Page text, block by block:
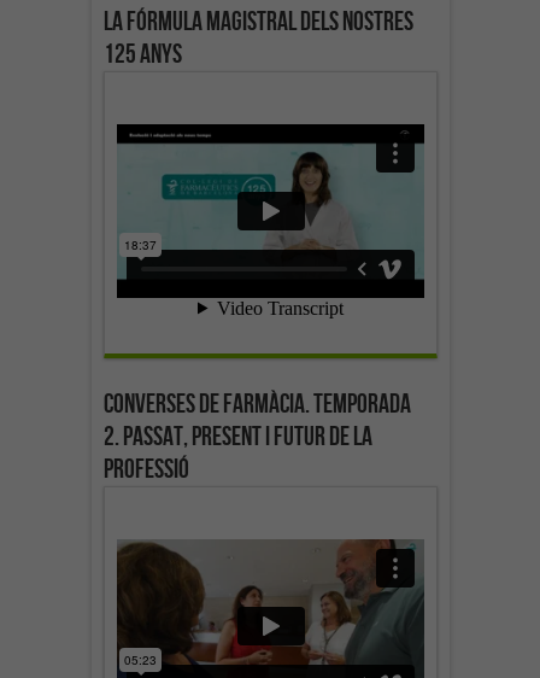
La fórmula magistral dels nostres
125 anys
Converses de farmàcia. Temporada
2. Passat, present i futur de la
professió